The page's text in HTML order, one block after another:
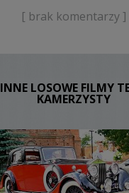
[ brak komentarzy ]
INNE LOSOWE FILMY
KAMERZYSTY